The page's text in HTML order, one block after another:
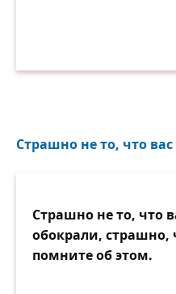
Страшно не то, что
Страшно не то, что
обокрали, страшно,
помните об этом.